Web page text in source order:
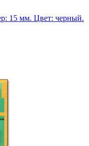
15 мм. Цвет: черный.